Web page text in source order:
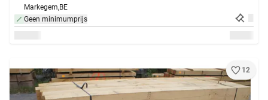
Markegem,BE
Geen minimumprijs
12